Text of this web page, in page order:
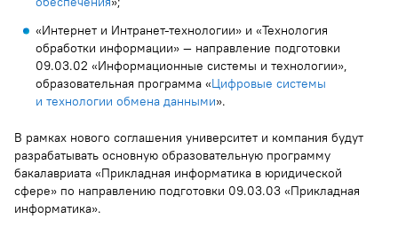
«Интернет и Интранет-технологии» и «Технология
обработки информации» — направление подготовки
09.03.02 «Информационные системы и технологии»,
образовательная программа «Цифровые системы
и технологии обмена данными».
В рамках нового соглашения университет и компания будут
разрабатывать основную образовательную программу
бакалавриата «Прикладная информатика в юридической
сфере» по направлению подготовки 09.03.03 «Прикладная
информатика».